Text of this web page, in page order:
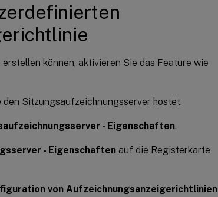
können, aktivieren Sie das Feature wie
Sitzungsaufzeichnungsserver hostet.
- Eigenschaften.
- Eigenschaften auf die Registerkarte
von Aufzeichnungsanzeigerichtlinien